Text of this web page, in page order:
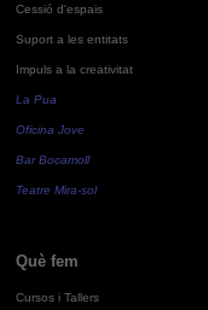
Cessió d'espais
Suport a les entitats
Impuls a la creativitat
La Pua
Oficina Jove
Bar Bocamoll
Teatre Mira-sol
Què fem
Cursos i Tallers